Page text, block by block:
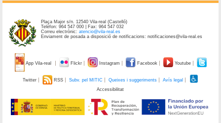
Plaça Major s/n. 12540 Vila-real (Castelló)
Telèfon: 964 547 000 | Fax: 964 547 032
Correu electrònic:atencio@vila-real.es
Enviament de posada a disposició de notificacions: notificaciones@vila-real.es
App Vila-real Flickr Instagram Facebook Youtube
Twitter RSS Subv. pel MITIC Queixes i suggeriments
Avís legal
Accessibilitat